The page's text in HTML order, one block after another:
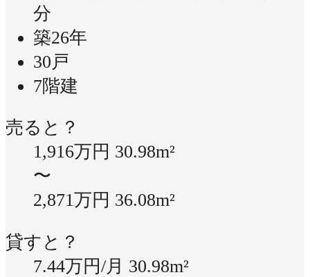
分
築26年
30戸
7階建
売ると？
1,916万円 30.98m²
〜
2,871万円 36.08m²
貸すと？
7.44万円/月 30.98m²